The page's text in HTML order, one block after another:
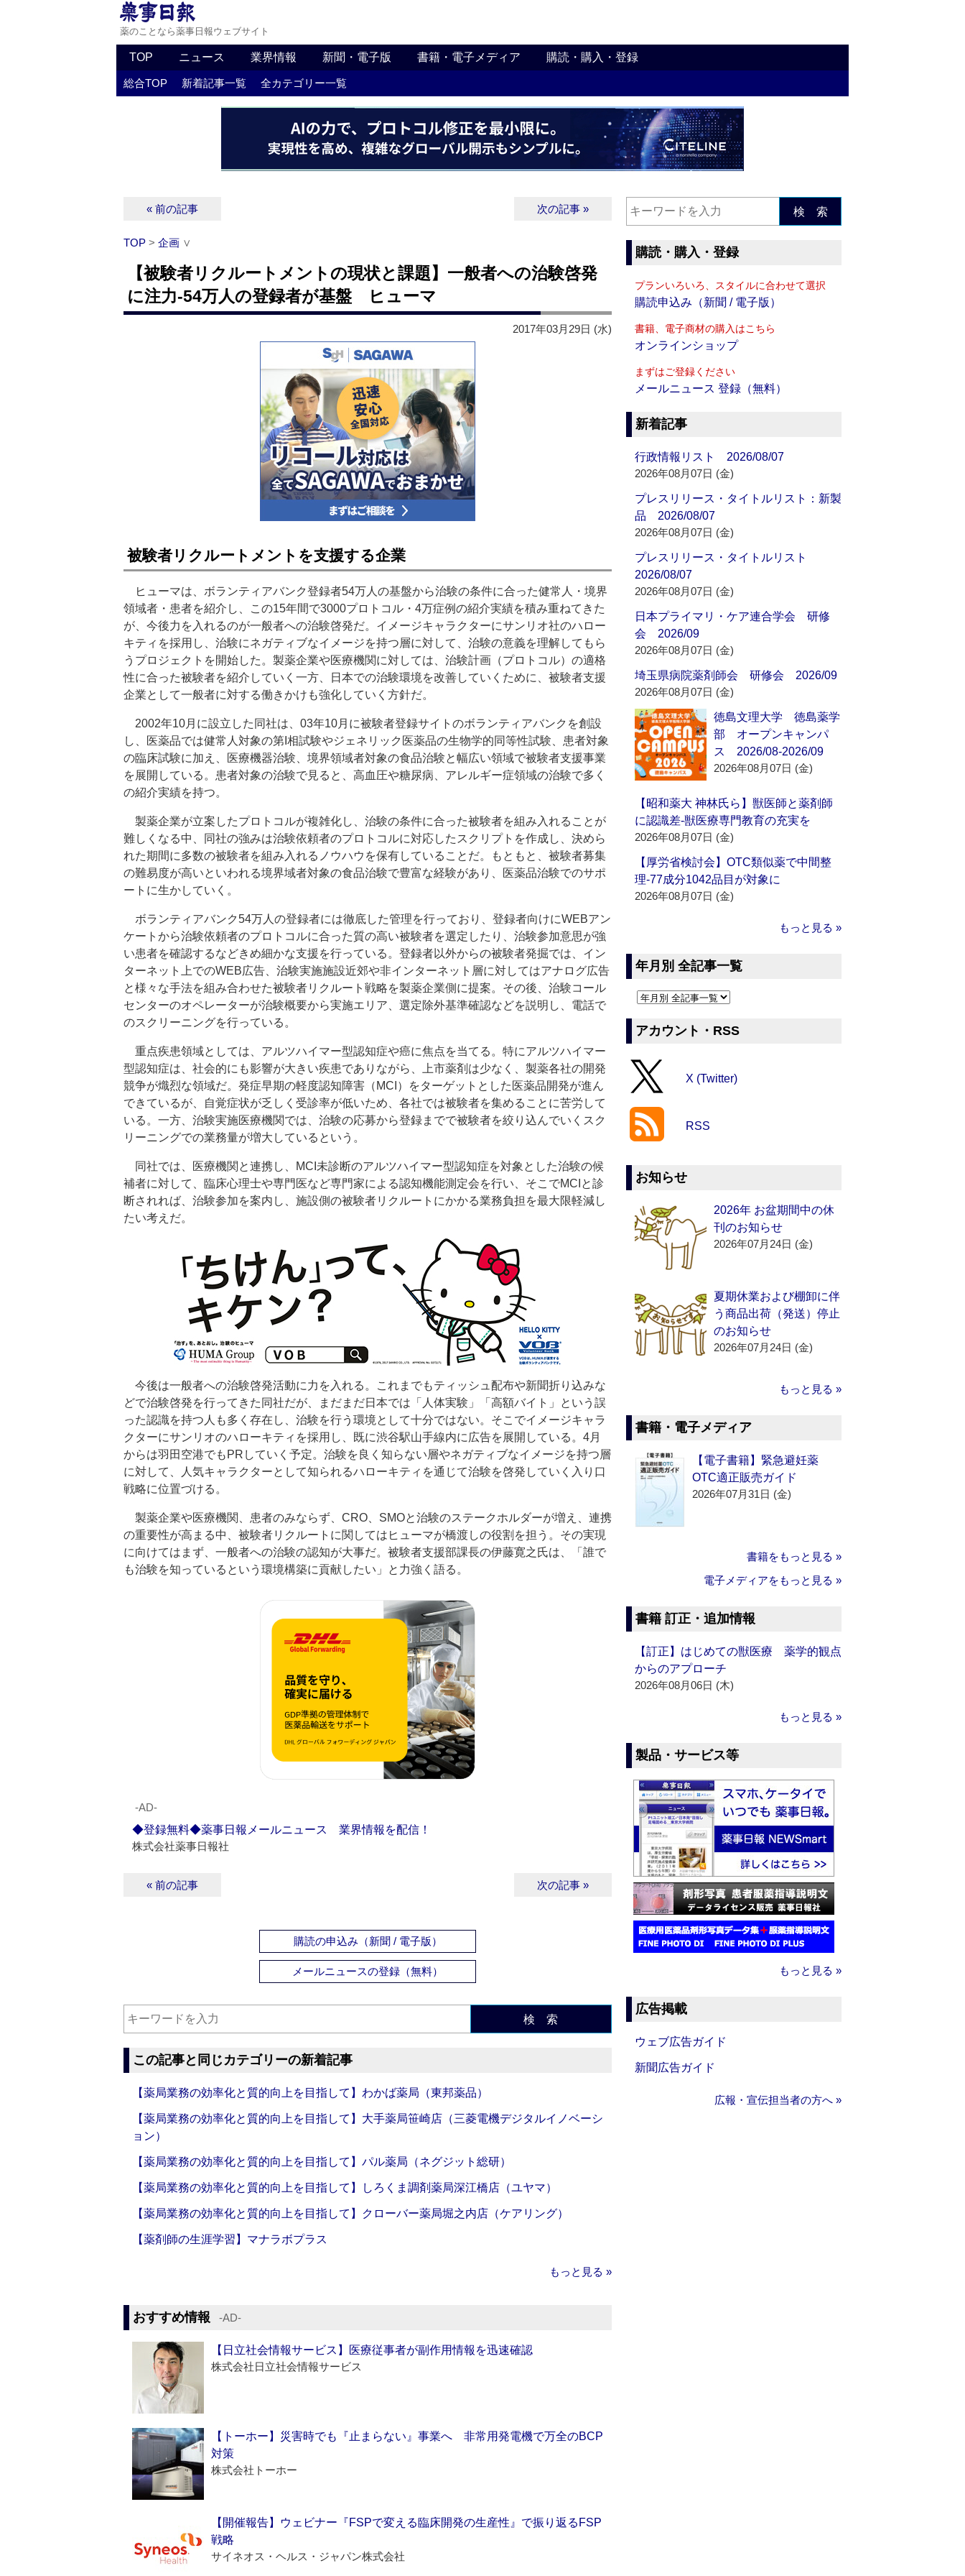
薬のことなら薬事日報ウェブサイト
TOP ニュース 業界情報 新聞・電子版 書籍・電子メディア 購読・購入・登録
総合TOP 新着記事一覧 全カテゴリー一覧
« 前の記事 次の記事 »
TOP > 企画 ∨
【被験者リクルートメントの現状と課題】一般者への治験啓発
に注力‐54万人の登録者が基盤 ヒューマ
2017年03月29日 (水)
被験者リクルートメントを支援する企業
ヒューマは、ボランティアバンク登録者54万人の基盤から治験の条件に合った健常人・境界
領域者・患者を紹介し、この15年間で3000プロトコル・4万症例の紹介実績を積み重ねてきた
が、今後力を入れるのが一般者への治験啓発だ。イメージキャラクターにサンリオ社のハロー
キティを採用し、治験にネガティブなイメージを持つ層に対して、治験の意義を理解してもら
うプロジェクトを開始した。製薬企業や医療機関に対しては、治験計画（プロトコル）の適格
性に合った被験者を紹介していく一方、日本での治験環境を改善していくために、被験者支援
企業として一般者に対する働きかけも強化していく方針だ。
2002年10月に設立した同社は、03年10月に被験者登録サイトのボランティアバンクを創設
し、医薬品では健常人対象の第I相試験やジェネリック医薬品の生物学的同等性試験、患者対象
の臨床試験に加え、医療機器治験、境界領域者対象の食品治験と幅広い領域で被験者支援事業
を展開している。患者対象の治験で見ると、高血圧や糖尿病、アレルギー症領域の治験で多く
の紹介実績を持つ。
製薬企業が立案したプロトコルが複雑化し、治験の条件に合った被験者を組み入れることが
難しくなる中、同社の強みは治験依頼者のプロトコルに対応したスクリプトを作成し、決めら
れた期間に多数の被験者を組み入れるノウハウを保有していることだ。もともと、被験者募集
の難易度が高いといわれる境界域者対象の食品治験で豊富な経験があり、医薬品治験でのサポ
ートに生かしていく。
ボランティアバンク54万人の登録者には徹底した管理を行っており、登録者向けにWEBアン
ケートから治験依頼者のプロトコルに合った質の高い被験者を選定したり、治験参加意思が強
い患者を確認するなどきめ細かな支援を行っている。登録者以外からの被験者発掘では、イン
ターネット上でのWEB広告、治験実施施設近郊や非インターネット層に対してはアナログ広告
と様々な手法を組み合わせた被験者リクルート戦略を製薬企業側に提案。その後、治験コール
センターのオペレーターが治験概要から実施エリア、選定除外基準確認などを説明し、電話で
のスクリーニングを行っている。
重点疾患領域としては、アルツハイマー型認知症や癌に焦点を当てる。特にアルツハイマー
型認知症は、社会的にも影響が大きい疾患でありながら、上市薬剤は少なく、製薬各社の開発
競争が熾烈な領域だ。発症早期の軽度認知障害（MCI）をターゲットとした医薬品開発が進ん
できているが、自覚症状が乏しく受診率が低いため、各社では被験者を集めることに苦労して
いる。一方、治験実施医療機関では、治験の応募から登録までで被験者を絞り込んでいくスク
リーニングでの業務量が増大しているという。
同社では、医療機関と連携し、MCI未診断のアルツハイマー型認知症を対象とした治験の候
補者に対して、臨床心理士や専門医など専門家による認知機能測定会を行い、そこでMCIと診
断されれば、治験参加を案内し、施設側の被験者リクルートにかかる業務負担を最大限軽減し
たい考えだ。
今後は一般者への治験啓発活動に力を入れる。これまでもティッシュ配布や新聞折り込みな
どで治験啓発を行ってきた同社だが、まだまだ日本では「人体実験」「高額バイト」という誤
った認識を持つ人も多く存在し、治験を行う環境として十分ではない。そこでイメージキャラ
クターにサンリオのハローキティを採用し、既に渋谷駅山手線内に広告を展開している。4月
からは羽田空港でもPRしていく予定。治験を良く知らない層やネガティブなイメージを持つ層
に対して、人気キャラクターとして知られるハローキティを通じて治験を啓発していく入り口
戦略に位置づける。
製薬企業や医療機関、患者のみならず、CRO、SMOと治験のステークホルダーが増え、連携
の重要性が高まる中、被験者リクルートに関してはヒューマが橋渡しの役割を担う。その実現
に向けてはまず、一般者への治験の認知が大事だ。被験者支援部課長の伊藤寛之氏は、「誰で
も治験を知っているという環境構築に貢献したい」と力強く語る。
‐AD‐
◆登録無料◆薬事日報メールニュース 業界情報を配信！
株式会社薬事日報社
« 前の記事 次の記事 »
購読の申込み（新聞 / 電子版）
メールニュースの登録（無料）
検 索
この記事と同じカテゴリーの新着記事
【薬局業務の効率化と質的向上を目指して】わかば薬局（東邦薬品）
【薬局業務の効率化と質的向上を目指して】大手薬局笹崎店（三菱電機デジタルイノベーシ
ョン）
【薬局業務の効率化と質的向上を目指して】パル薬局（ネグジット総研）
【薬局業務の効率化と質的向上を目指して】しろくま調剤薬局深江橋店（ユヤマ）
【薬局業務の効率化と質的向上を目指して】クローバー薬局堀之内店（ケアリング）
【薬剤師の生涯学習】マナラボプラス
もっと見る »
おすすめ情報 ‐AD‐
【日立社会情報サービス】医療従事者が副作用情報を迅速確認
株式会社日立社会情報サービス
【トーホー】災害時でも『止まらない』事業へ 非常用発電機で万全のBCP
対策
株式会社トーホー
【開催報告】ウェビナー『FSPで変える臨床開発の生産性』で振り返るFSP
戦略
サイネオス・ヘルス・ジャパン株式会社
検 索
購読・購入・登録
プランいろいろ、スタイルに合わせて選択
購読申込み（新聞 / 電子版）
書籍、電子商材の購入はこちら
オンラインショップ
まずはご登録ください
メールニュース 登録（無料）
新着記事
行政情報リスト 2026/08/07
2026年08月07日 (金)
プレスリリース・タイトルリスト：新製
品 2026/08/07
2026年08月07日 (金)
プレスリリース・タイトルリスト
2026/08/07
2026年08月07日 (金)
日本プライマリ・ケア連合学会 研修
会 2026/09
2026年08月07日 (金)
埼玉県病院薬剤師会 研修会 2026/09
2026年08月07日 (金)
徳島文理大学 徳島薬学
部 オープンキャンパ
ス 2026/08-2026/09
2026年08月07日 (金)
【昭和薬大 神林氏ら】獣医師と薬剤師
に認識差‐獣医療専門教育の充実を
2026年08月07日 (金)
【厚労省検討会】OTC類似薬で中間整
理‐77成分1042品目が対象に
2026年08月07日 (金)
もっと見る »
年月別 全記事一覧
アカウント・RSS
X (Twitter)
RSS
お知らせ
2026年 お盆期間中の休
刊のお知らせ
2026年07月24日 (金)
夏期休業および棚卸に伴
う商品出荷（発送）停止
のお知らせ
2026年07月24日 (金)
もっと見る »
書籍・電子メディア
【電子書籍】緊急避妊薬
OTC適正販売ガイド
2026年07月31日 (金)
書籍をもっと見る »
電子メディアをもっと見る »
書籍 訂正・追加情報
【訂正】はじめての獣医療 薬学的観点
からのアプローチ
2026年08月06日 (木)
もっと見る »
製品・サービス等
もっと見る »
広告掲載
ウェブ広告ガイド
新聞広告ガイド
広報・宣伝担当者の方へ »